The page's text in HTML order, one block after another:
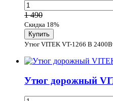
1 490
Скидка 18%
Утюг VITEK VT-1266 B
Утюг дорожный